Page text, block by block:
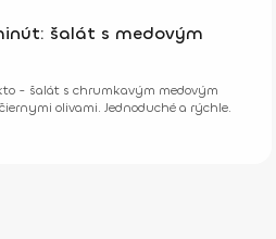
šalát s medovým
- šalát s chrumkavým medovým
olivami. Jednoduché a rýchle.